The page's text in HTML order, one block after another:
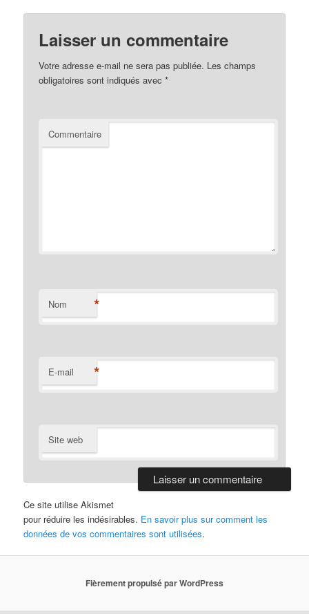
Laisser un commentaire
Votre adresse e-mail ne sera pas publiée. Les champs
obligatoires sont indiqués avec*
Commentaire
Nom *
E-mail *
Site web
Ce site utilise Akismet
pour réduire les indésirables. En savoir plus sur comment les
données de vos commentaires sont utilisées.
Fièrement propulsé par WordPress